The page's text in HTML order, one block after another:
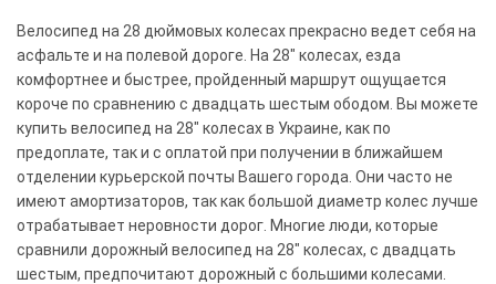
Велосипед на 28 дюймовых колесах прекрасно ведет себя на
асфальте и на полевой дороге. На 28" колесах, езда
комфортнее и быстрее, пройденный маршрут ощущается
короче по сравнению с двадцать шестым ободом. Вы можете
купить велосипед на 28" колесах в Украине, как по
предоплате, так и с оплатой при получении в ближайшем
отделении курьерской почты Вашего города. Они часто не
имеют амортизаторов, так как большой диаметр колес лучше
отрабатывает неровности дорог. Многие люди, которые
сравнили дорожный велосипед на 28" колесах, с двадцать
шестым, предпочитают дорожный с большими колесами.